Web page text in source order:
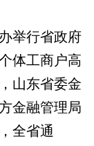
举行省政府
体工商户高
山东省委金
金融管理局
全省通